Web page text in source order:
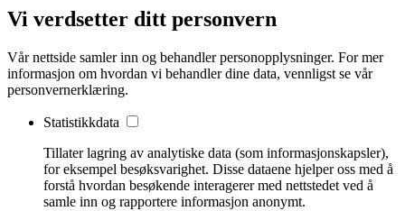
Vi verdsetter ditt personvern
Vår nettside samler inn og behandler personopplysninger. For mer
informasjon om hvordan vi behandler dine data, vennligst se vår
personvernerklæring.
Statistikkdata
Tillater lagring av analytiske data (som informasjonskapsler),
for eksempel besøksvarighet. Disse dataene hjelper oss med å
forstå hvordan besøkende interagerer med nettstedet ved å
samle inn og rapportere informasjon anonymt.